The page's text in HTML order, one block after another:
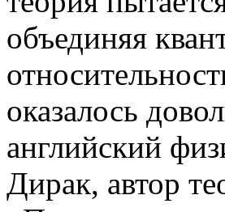
объединяя
оказалось
английский
Дирак, автор